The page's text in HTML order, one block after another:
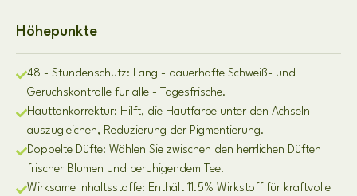
Höhepunkte
48 - Stundenschutz: Lang - dauerhafte Schweiß- und
Geruchskontrolle für alle - Tagesfrische.
Hauttonkorrektur: Hilft, die Hautfarbe unter den Achseln
auszugleichen, Reduzierung der Pigmentierung.
Doppelte Düfte: Wählen Sie zwischen den herrlichen Düften
frischer Blumen und beruhigendem Tee.
Wirksame Inhaltsstoffe: Enthält 11.5% Wirkstoff für kraftvolle